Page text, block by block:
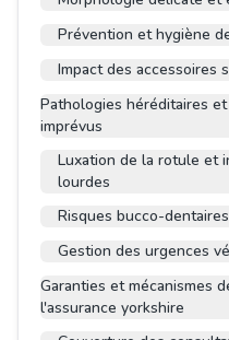
Prévention et hygiène
Impact des accessoires
Pathologies héréditaires
imprévus
Luxation de la rotule et
lourdes
Risques bucco-
Gestion des urgences
Garanties et mécanismes
l'assurance yorkshire